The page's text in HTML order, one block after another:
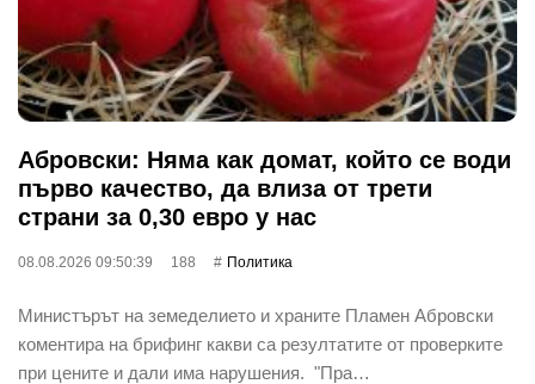
Абровски: Няма как домат, който се води
първо качество, да влиза от трети
страни за 0,30 евро у нас
08.08.2026 09:50:39 188 Политика
Министърът на земеделието и храните Пламен Абровски
коментира на брифинг какви са резултатите от проверките
при цените и дали има нарушения. "Пра…